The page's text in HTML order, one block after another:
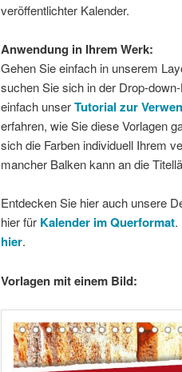
veröffentlichter Kalender.
Anwendung in Ihrem Werk:
Gehen Sie einfach in unserem
suchen Sie sich in der Drop-
einfach unserTutorial zur
erfahren, wie Sie diese Vorlagen
sich die Farben individuell Ihrem
mancher Balken kann an die
Entdecken Sie hier auch unsere
hier für Kalender im Querformat.
hier.
Vorlagen mit einem Bild: